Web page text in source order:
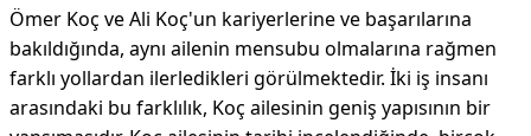
Ömer Koç ve Ali Koç'un kariyerlerine ve başarılarına
bakıldığında, aynı ailenin mensubu olmalarına rağmen
farklı yollardan ilerledikleri görülmektedir. İki iş insanı
arasındaki bu farklılık, Koç ailesinin geniş yapısının bir